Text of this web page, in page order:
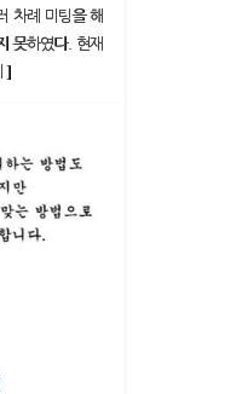
차례 미팅을 해
못하였다. 현재
]